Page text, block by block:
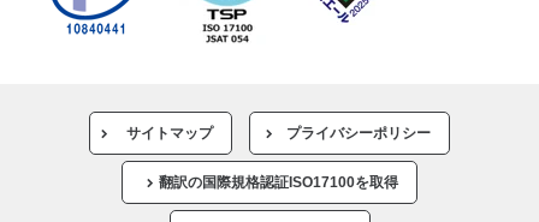
サイトマップ プライバシーポリシー
翻訳の国際規格認証ISO17100を取得